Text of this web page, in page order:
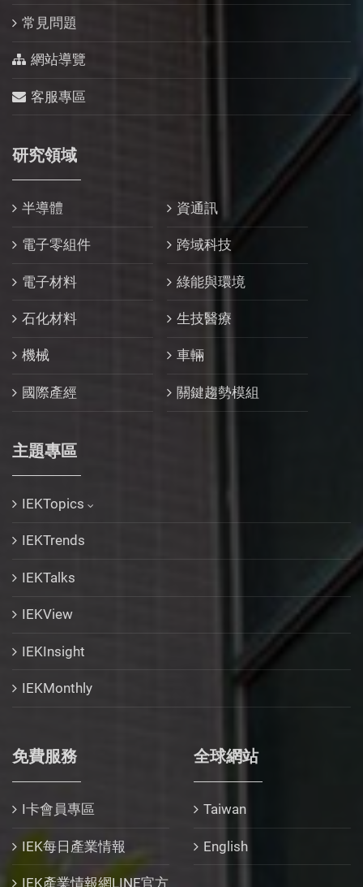
常見問題
網站導覽
客服專區
研究領域
半導體 資通訊
電子零組件 跨域科技
電子材料 綠能與環境
石化材料 生技醫療
機械 車輛
國際產經 關鍵趨勢模組
主題專區
IEKTopics
IEKTrends
IEKTalks
IEKView
IEKInsight
IEKMonthly
免費服務
I卡會員專區
IEK每日產業情報
IEK產業情報網LINE官方
全球網站
Taiwan
English